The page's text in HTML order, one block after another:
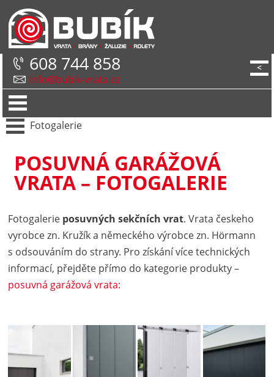
608 744 858
info@bubik-vrata.cz
<
Fotogalerie
POSUVNÁ GARÁŽOVÁ
VRATA – FOTOGALERIE
Fotogalerie posuvných sekčních vrat. Vrata českeho
vyrobce zn. Kružík a německého výrobce zn. Hörmann
s odsouváním do strany. Pro získání více technických
informací, přejděte přímo do kategorie produkty –
posuvná garážová vrata:
Posuvná
vrata do
strany
HORMANN.
posuvná do
Garážová
vrata
Hormann
posuvná do
strany.
Garážová
vrata Kružík
posuvná do